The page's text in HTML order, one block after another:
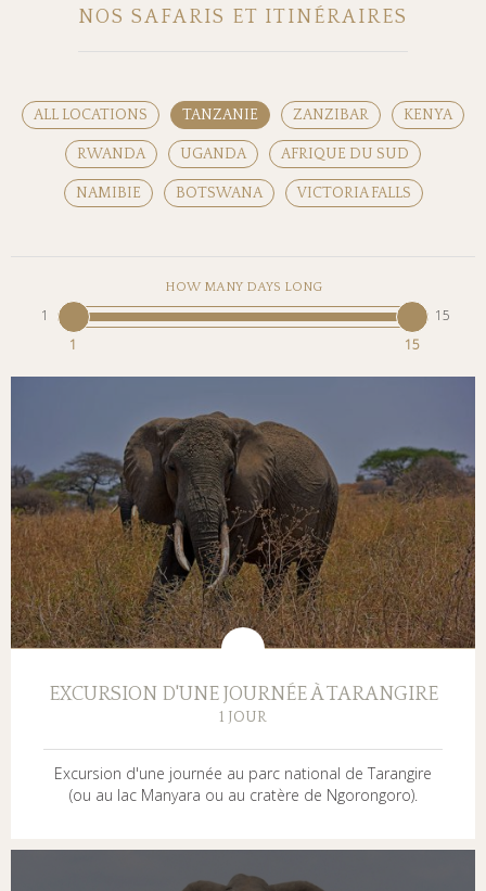
NOS SAFARIS ET ITINÉRAIRES
ALL LOCATIONS TANZANIE ZANZIBAR KENYA
RWANDA UGANDA AFRIQUE DU SUD
NAMIBIE BOTSWANA VICTORIA FALLS
HOW MANY DAYS LONG
1
15
1
15
EXCURSION D'UNE JOURNÉE À TARANGIRE
1 JOUR
Excursion d'une journée au parc national de Tarangire
(ou au lac Manyara ou au cratère de Ngorongoro).